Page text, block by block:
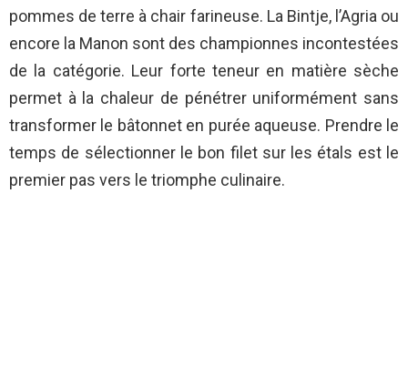
pommes de terre à chair farineuse. La Bintje, l’Agria ou
encore la Manon sont des championnes incontestées
de la catégorie. Leur forte teneur en matière sèche
permet à la chaleur de pénétrer uniformément sans
transformer le bâtonnet en purée aqueuse. Prendre le
temps de sélectionner le bon filet sur les étals est le
premier pas vers le triomphe culinaire.